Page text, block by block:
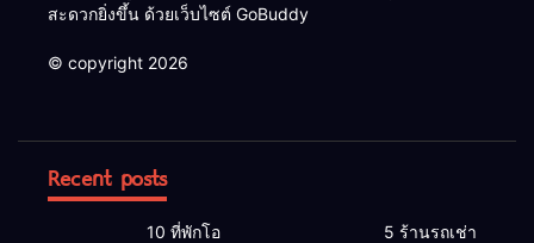
สะดวกยิ่งขึ้น ด้วยเว็บไซต์ GoBuddy
© copyright 2026
Recent posts
10 ที่พักโอ
5 ร้านรถเช่า